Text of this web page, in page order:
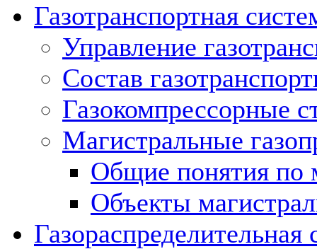
Газотранспортная
Управление
Состав
Газокомпрессорные
Магистральные
Общие понятия по
Объекты
Газораспределительная